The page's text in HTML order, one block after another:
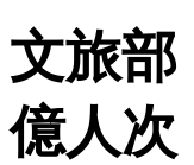
文旅部
億人次